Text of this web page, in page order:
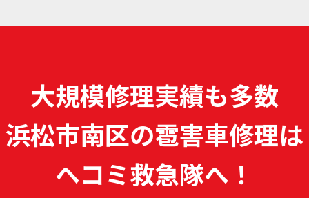
大規模修理実績も多数
浜松市南区の雹害車修理は
ヘコミ救急隊へ！